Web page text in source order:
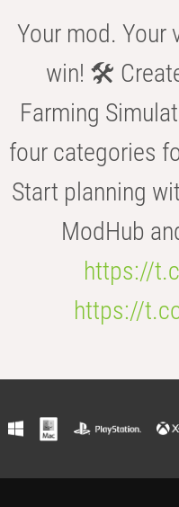
Your mod. Your
win! 🛠️
Farming
four categories
Start planning
ModHub
https://
https://